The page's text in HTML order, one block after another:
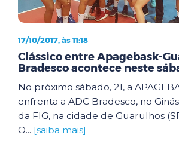
17/10/2017, às 11:18
Clássico entre Apagebask-
Bradesco acontece neste
No próximo sábado, 21, a
enfrenta a ADC Bradesco, no
da FIG, na cidade de Guarulhos
O... [saiba mais]